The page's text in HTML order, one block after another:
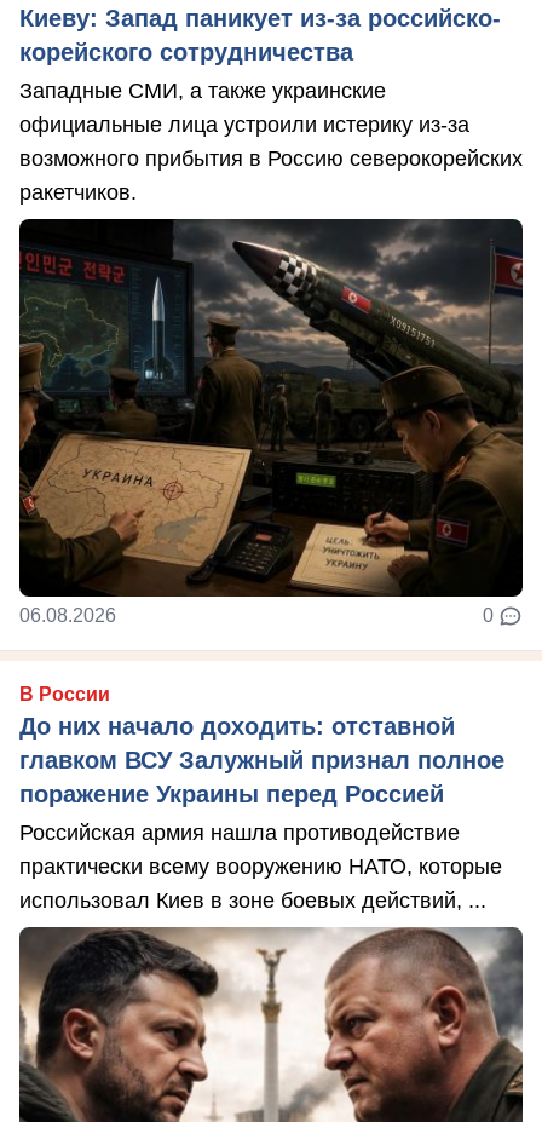
Киеву: Запад паникует из-за российско-
корейского сотрудничества
Западные СМИ, а также украинские
официальные лица устроили истерику из-за
возможного прибытия в Россию северокорейских
ракетчиков.
06.08.2026 0
В России
До них начало доходить: отставной
главком ВСУ Залужный признал полное
поражение Украины перед Россией
Российская армия нашла противодействие
практически всему вооружению НАТО, которые
использовал Киев в зоне боевых действий, ...